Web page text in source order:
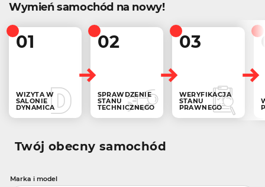
Wymień samochód na nowy!
01
WIZYTA W
SALONIE
DYNAMICA
02
SPRAWDZENIE
STANU
TECHNICZNEGO
03
WERYFIKACJA
STANU
PRAWNEGO
Twój obecny samochód
Marka i model